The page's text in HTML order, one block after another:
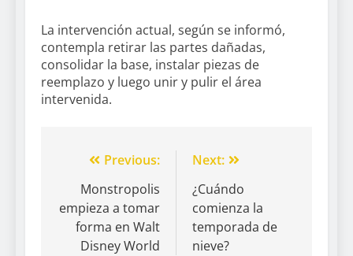
La intervención actual, según se informó,
contempla retirar las partes dañadas,
consolidar la base, instalar piezas de
reemplazo y luego unir y pulir el área
intervenida.
Previous:
Monstropolis
empieza a tomar
forma en Walt
Disney World
Next:
¿Cuándo
comienza la
temporada de
nieve?